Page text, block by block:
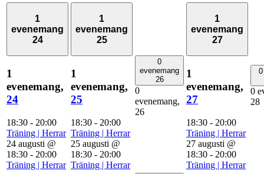
1
evenemang
24
1
evenemang,
24
18:30 - 20:00
Träning | Herrar
24 augusti @
18:30 - 20:00
Träning | Herrar
1
evenemang
25
1
evenemang,
25
18:30 - 20:00
Träning | Herrar
25 augusti @
18:30 - 20:00
Träning | Herrar
0
evenemang
26
0
evenemang,
26
1
evenemang
27
1
evenemang,
27
18:30 - 20:00
Träning | Herrar
27 augusti @
18:30 - 20:00
Träning | Herrar
0
28